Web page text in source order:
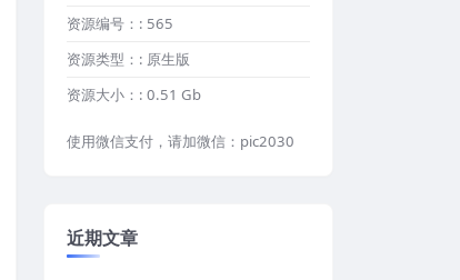
资源编号：: 565
资源类型：: 原生版
资源大小：: 0.51 Gb
使用微信支付，请加微信：pic2030
近期文章